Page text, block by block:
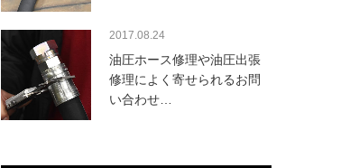
2017.08.24
油圧ホース修理や油圧出張
修理によく寄せられるお問
い合わせ…